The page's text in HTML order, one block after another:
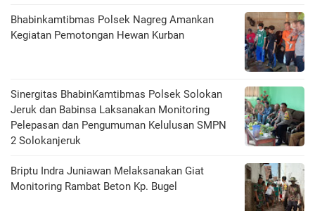
Bhabinkamtibmas Polsek Nagreg Amankan
Kegiatan Pemotongan Hewan Kurban
Sinergitas BhabinKamtibmas Polsek Solokan
Jeruk dan Babinsa Laksanakan Monitoring
Pelepasan dan Pengumuman Kelulusan SMPN
2 Solokanjeruk
Briptu Indra Juniawan Melaksanakan Giat
Monitoring Rambat Beton Kp. Bugel